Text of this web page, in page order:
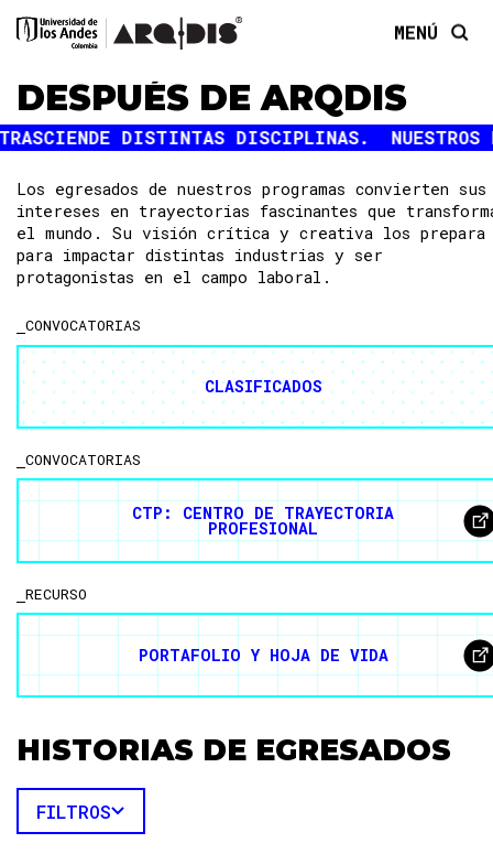
MENÚ
CONVOCATORIAS
CLASIFICADOS
CONVOCATORIAS
CTP: CENTRO DE TRAYECTORIA
PROFESIONAL
RECURSO
PORTAFOLIO Y HOJA DE VIDA
DESPUÉS DE ARQDIS
Los egresados de nuestros programas convierten sus
intereses en trayectorias fascinantes que
el mundo. Su visión crítica y creativa los prepara
para impactar distintas industrias y ser
protagonistas en el campo laboral.
HISTORIAS DE EGRESADOS
FILTROS